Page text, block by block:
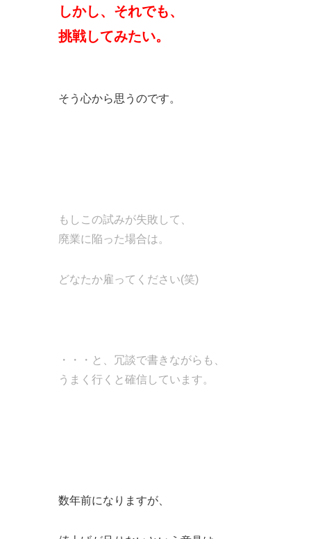
しかし、それでも、
挑戦してみたい。
そう心から思うのです。
もしこの試みが失敗して、
廃業に陥った場合は。
どなたか雇ってください(笑)
・・・と、冗談で書きながらも、
うまく行くと確信しています。
数年前になりますが、